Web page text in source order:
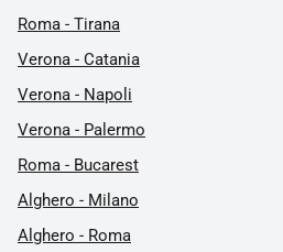
Roma - Tirana
Verona - Catania
Verona - Napoli
Verona - Palermo
Roma - Bucarest
Alghero - Milano
Alghero - Roma